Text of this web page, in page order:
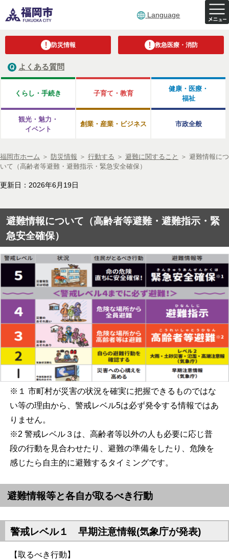
Language
防災情報 救急医療・消防
よくある質問
くらし・手続き 子育て・教育
健康・医療・
福祉
観光・魅力・
イベント
創業・産業・ビジネス 市政全般
福岡市ホーム ＞ 防災情報 ＞ 行動する ＞ 避難に関すること ＞ 避難情報につ
いて（高齢者等避難・避難指示・緊急安全確保）
更新日：2026年6月19日
避難情報について（高齢者等避難・避難指示・緊
急安全確保）
※１ 市町村が災害の状況を確実に把握できるものではな
い等の理由から、警戒レベル5は必ず発令する情報ではあ
りません。
※2 警戒レベル３は、高齢者等以外の人も必要に応じ普
段の行動を見合わせたり、避難の準備をしたり、危険を
感じたら自主的に避難するタイミングです。
避難情報等と各自が取るべき行動
警戒レベル１ 早期注意情報(気象庁が発表)
【取るべき行動】